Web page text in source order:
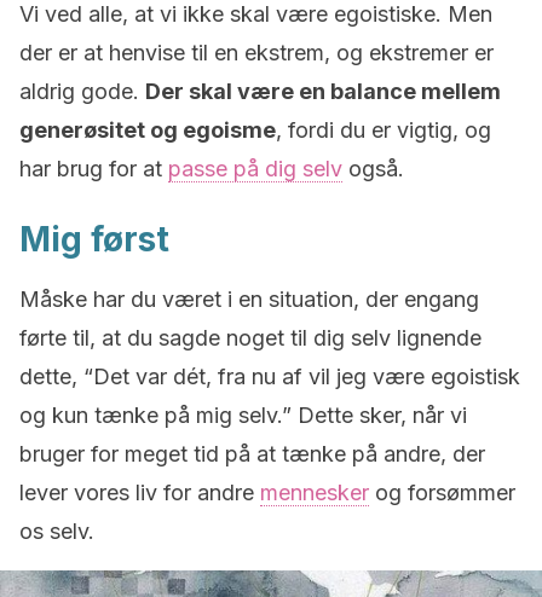
Vi ved alle, at vi ikke skal være egoistiske. Men
der er at henvise til en ekstrem, og ekstremer er
aldrig gode. Der skal være en balance mellem
generøsitet og egoisme, fordi du er vigtig, og
har brug for at passe på dig selv også.
Mig først
Måske har du været i en situation, der engang
førte til, at du sagde noget til dig selv lignende
dette, “Det var dét, fra nu af vil jeg være egoistisk
og kun tænke på mig selv.” Dette sker, når vi
bruger for meget tid på at tænke på andre, der
lever vores liv for andre mennesker og forsømmer
os selv.